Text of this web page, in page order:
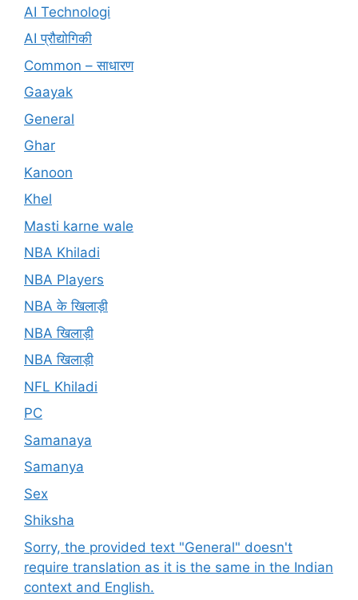
AI Technologi
AI प्रौद्योगिकी
Common – साधारण
Gaayak
General
Ghar
Kanoon
Khel
Masti karne wale
NBA Khiladi
NBA Players
NBA के खिलाड़ी
NBA खिलाड़ी
NBA खिलाड़ी
NFL Khiladi
PC
Samanaya
Samanya
Sex
Shiksha
Sorry, the provided text "General" doesn't
require translation as it is the same in the Indian
context and English.